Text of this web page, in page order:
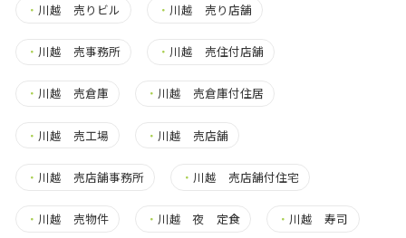
・ 川越 売りビル ・ 川越 売り店舗
・ 川越 売事務所 ・ 川越 売住付店舗
・ 川越 売倉庫 ・ 川越 売倉庫付住居
・ 川越 売工場 ・ 川越 売店舗
・ 川越 売店舗事務所 ・ 川越 売店舗付住宅
・ 川越 売物件 ・ 川越 夜 定食 ・ 川越 寿司